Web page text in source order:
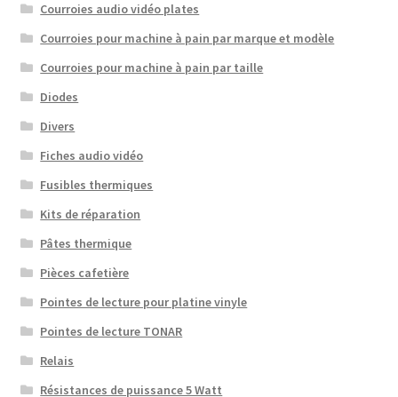
Courroies audio vidéo plates
Courroies pour machine à pain par marque et modèle
Courroies pour machine à pain par taille
Diodes
Divers
Fiches audio vidéo
Fusibles thermiques
Kits de réparation
Pâtes thermique
Pièces cafetière
Pointes de lecture pour platine vinyle
Pointes de lecture TONAR
Relais
Résistances de puissance 5 Watt